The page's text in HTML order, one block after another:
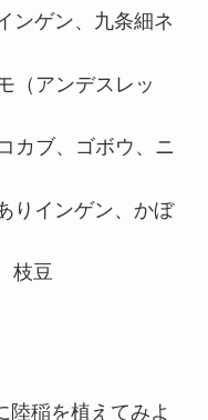
ンゲン、九条細ネ
（アンデスレッ
カブ、ゴボウ、ニ
りインゲン、かぼ
枝豆
陸稲を植えてみよ